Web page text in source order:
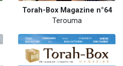
Torah-Box Magazine n°64
Terouma